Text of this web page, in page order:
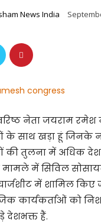
News India
नेता जयराम
के साथ खड़ा हूं जिनके
की तुलना में अधिक
मामले में सिविल
में शामिल
कार्यकर्ताओं को
देशभक्त हैं.